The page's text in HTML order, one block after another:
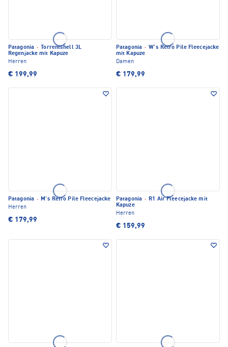
Patagonia ·
Torrentshell 3L
Regenjacke mit Kapuze
Herren
€ 199,99
Patagonia · W's Retro Pile Fleecejacke
mit Kapuze
Damen
€ 179,99
Patagonia · M's Retro Pile Fleecejacke
Herren
€ 179,99
Patagonia · R1 Air Fleecejacke mit
Kapuze
Herren
€ 159,99